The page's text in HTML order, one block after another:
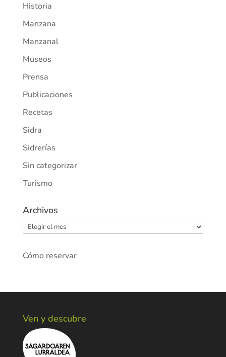
Historia
Manzana
Manzanal
Museos
Prensa
Publicaciones
Recetas
Sidra
Sidrerías
Sin categorizar
Turismo
Archivos
Archivos
Cómo reservar
Ven y descubre